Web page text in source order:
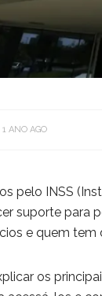
1 ANO AGO
pelo INSS
suporte para
e quem tem
os